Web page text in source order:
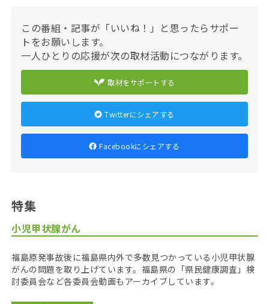
この番組・記事が「いいね！」と思ったらサポー
トをお願いします。
一人ひとりの応援が次の取材活動につながります。
取材をサポートする
Twitterにシェアする
Facebookにシェアする
特集
小児甲状腺がん
福島原発事故後に福島県内外で多数見つかっている小児甲状腺
がんの問題を取り上げています。福島県の「県民健康調査」検
討委員会など各委員会動画もアーカイブしています。